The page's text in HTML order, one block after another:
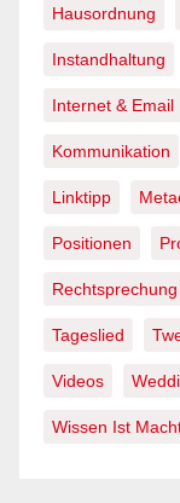
Hausordnung
Instandhaltung
Internet & Email
Kommunikation
Linktipp
Positionen
Rechtsprechung
Tageslied
Videos
Wissen Ist